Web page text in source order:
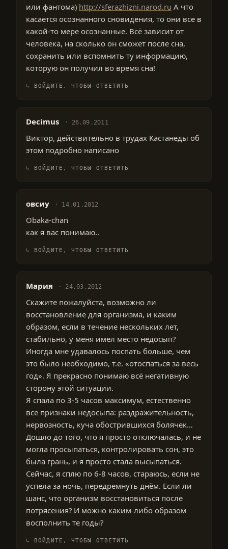
или фантома) http://sferazhizni.narod.ru А что
касается осознанного сновидения, то они все в
какой-то мере осознанные. Всё зависит от
человека, на сколько он сможет после сна,
сохранить или вспомнить ту информацию,
которую он получил во время сна!
ВОЙДИТЕ, ЧТОБЫ ОТВЕТИТЬ
Decimus 26.09.2011
Виктор, действительно в трудах Кастанеды об
этом подробно написано
ВОЙДИТЕ, ЧТОБЫ ОТВЕТИТЬ
овсиу 14.01.2012
Obaka-chan
как я вас понимаю..
ВОЙДИТЕ, ЧТОБЫ ОТВЕТИТЬ
Мария 24.03.2012
Скажите пожалуйста, возможно ли
восстановление для организма, и каким
образом, если в течение нескольких лет,
стабильно, у меня имел место недосып?
Иногда мне удавалось поспать больше, чем
это было необходимо, т.е. «отоспаться за весь
год». Я прекрасно понимаю всё негативную
сторону этой ситуации.
Я спала по 3-5 часов максимум, естественно
все признаки недосыпа: раздражительность,
нервозность, куча обострившихся болячек…
Дошло до того, что я просто отключалась, и не
могла просыпаться, контролировать сон, это
была грань, и я просто стала высыпаться.
Сейчас, я сплю по 6-8 часов, стараюсь, если не
успела за ночь, передремнуть днём. Если ли
шанс, что организм восстановиться после
потрясения? И можно каким-либо образом
восполнить те годы?
ВОЙДИТЕ, ЧТОБЫ ОТВЕТИТЬ